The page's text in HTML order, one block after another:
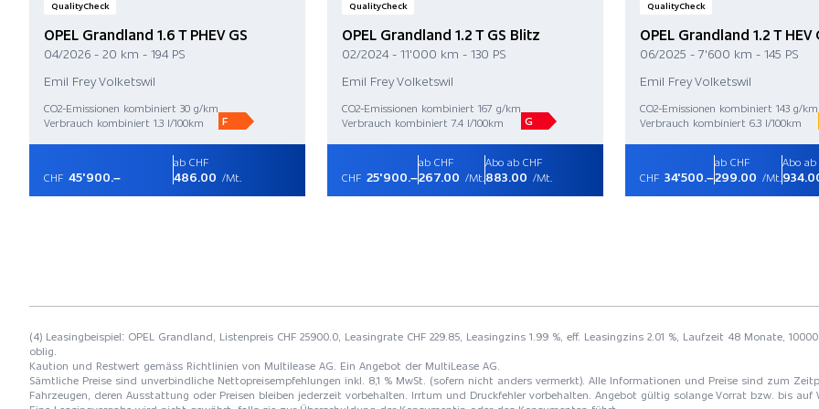
QualityCheck
OPEL Grandland 1.6 T PHEV GS
04/2026 - 20 km - 194 PS
Emil Frey Volketswil
CO2-Emissionen kombiniert 30 g/km
Verbrauch kombiniert 1.3 l/100km
F
CHF 45'900.–
ab CHF
486.00 /Mt.
QualityCheck
OPEL Grandland 1.2 T GS Blitz
02/2024 - 11'000 km - 130 PS
Emil Frey Volketswil
CO2-Emissionen kombiniert 167 g/km
Verbrauch kombiniert 7.4 l/100km
G
CHF 25'900.–
ab CHF
267.00 /Mt.
Abo ab CHF
883.00 /Mt.
QualityCheck
OPEL Grandland 1.2 T HEV
06/2025 - 7'600 km - 145 PS
Emil Frey Volketswil
CO2-Emissionen kombiniert 143 g/km
Verbrauch kombiniert 6.3 l/100km
CHF 34'500.–
ab CHF
299.00 /Mt.
Abo ab
(4) Leasingbeispiel: OPEL Grandland, Listenpreis CHF 25900.0, Leasingrate CHF 229.85, Leasingzins 1.99 %, eff. Leasingzins 2.01 %, Laufzeit 48 Monate,
oblig.
Kaution und Restwert gemäss Richtlinien von Multilease AG. Ein Angebot der MultiLease AG.
Sämtliche Preise sind unverbindliche Nettopreisempfehlungen inkl. 8,1 % MwSt. (sofern nicht anders vermerkt). Alle Informationen und Preise sind zum
Fahrzeugen, deren Ausstattung oder Preisen bleiben jederzeit vorbehalten. Irrtum und Druckfehler vorbehalten. Angebot gültig solange Vorrat bzw. bis auf